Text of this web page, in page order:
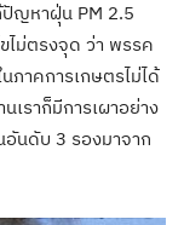
ญหาฝุ่น PM 2.5
ไม่ตรงจุด ว่า พรรค
ภาคการเกษตรไม่ได้
เราก็มีการเผาอย่าง
อันดับ 3 รองมาจาก